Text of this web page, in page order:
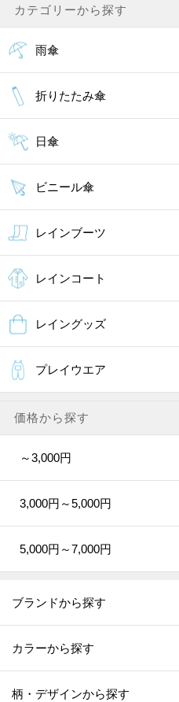
カテゴリーから探す
雨傘
折りたたみ傘
日傘
ビニール傘
レインブーツ
レインコート
レイングッズ
プレイウエア
価格から探す
～3,000円
3,000円～5,000円
5,000円～7,000円
ブランドから探す
カラーから探す
柄・デザインから探す